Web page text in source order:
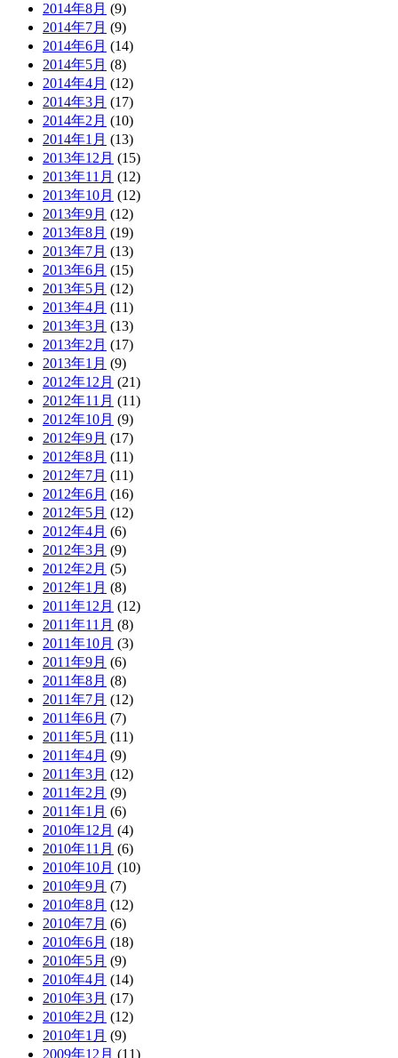
2014年8月 (9)
2014年7月 (9)
2014年6月 (14)
2014年5月 (8)
2014年4月 (12)
2014年3月 (17)
2014年2月 (10)
2014年1月 (13)
2013年12月 (15)
2013年11月 (12)
2013年10月 (12)
2013年9月 (12)
2013年8月 (19)
2013年7月 (13)
2013年6月 (15)
2013年5月 (12)
2013年4月 (11)
2013年3月 (13)
2013年2月 (17)
2013年1月 (9)
2012年12月 (21)
2012年11月 (11)
2012年10月 (9)
2012年9月 (17)
2012年8月 (11)
2012年7月 (11)
2012年6月 (16)
2012年5月 (12)
2012年4月 (6)
2012年3月 (9)
2012年2月 (5)
2012年1月 (8)
2011年12月 (12)
2011年11月 (8)
2011年10月 (3)
2011年9月 (6)
2011年8月 (8)
2011年7月 (12)
2011年6月 (7)
2011年5月 (11)
2011年4月 (9)
2011年3月 (12)
2011年2月 (9)
2011年1月 (6)
2010年12月 (4)
2010年11月 (6)
2010年10月 (10)
2010年9月 (7)
2010年8月 (12)
2010年7月 (6)
2010年6月 (18)
2010年5月 (9)
2010年4月 (14)
2010年3月 (17)
2010年2月 (12)
2010年1月 (9)
2009年12月 (11)